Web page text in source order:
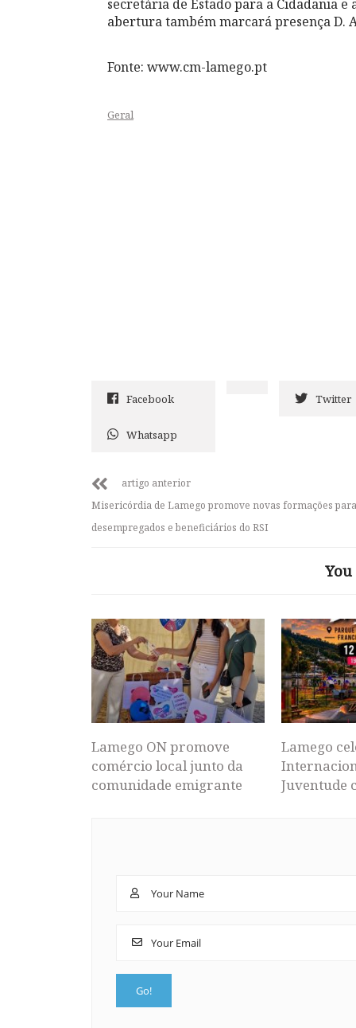
secretária de Estado para a Cidadania
abertura também marcará presença D.
Fonte: www.cm-lamego.pt
Geral
Facebook Twitter
Whatsapp
artigo anterior
Misericórdia de Lamego promove novas formações para
desempregados e beneficiários do RSI
Lamego ON promove
comércio local junto da
comunidade emigrante
Lamego
Juventude